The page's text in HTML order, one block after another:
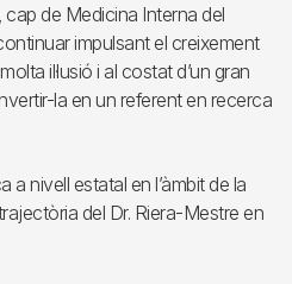
de Medicina Interna del
impulsant el creixement
il·lusió i al costat d’un gran
la en un referent en recerca
nivell estatal en l’àmbit de la
del Dr. Riera-Mestre en